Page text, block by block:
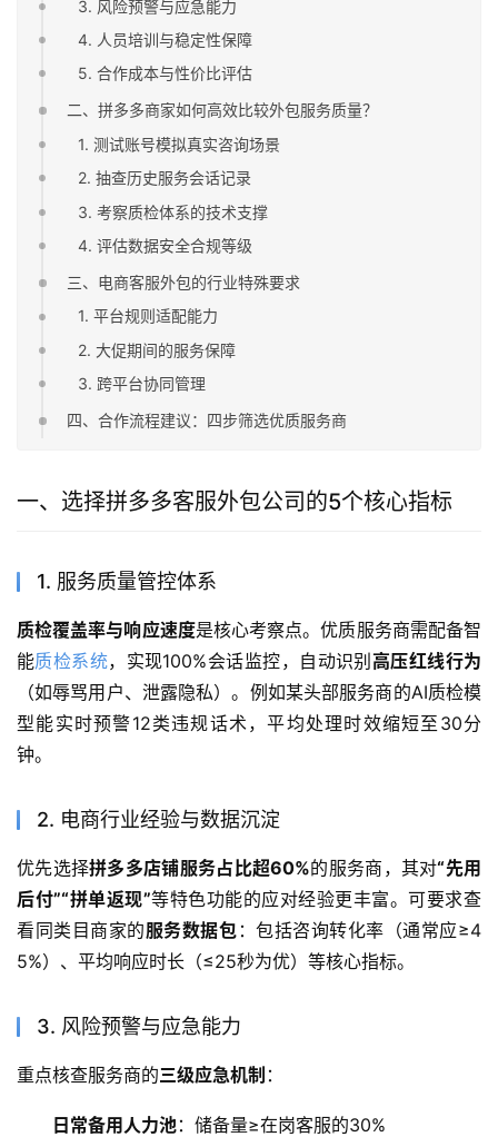
3. 风险预警与应急能力
4. 人员培训与稳定性保障
5. 合作成本与性价比评估
二、拼多多商家如何高效比较外包服务质量？
1. 测试账号模拟真实咨询场景
2. 抽查历史服务会话记录
3. 考察质检体系的技术支撑
4. 评估数据安全合规等级
三、电商客服外包的行业特殊要求
1. 平台规则适配能力
2. 大促期间的服务保障
3. 跨平台协同管理
四、合作流程建议：四步筛选优质服务商
一、选择拼多多客服外包公司的5个核心指标
1. 服务质量管控体系
质检覆盖率与响应速度是核心考察点。优质服务商需配备智
能质检系统，实现100%会话监控，自动识别高压红线行为
（如辱骂用户、泄露隐私）。例如某头部服务商的AI质检模
型能实时预警12类违规话术，平均处理时效缩短至30分
钟。
2. 电商行业经验与数据沉淀
优先选择拼多多店铺服务占比超60%的服务商，其对“先用
后付”“拼单返现”等特色功能的应对经验更丰富。可要求查
看同类目商家的服务数据包 ：包括咨询转化率（通常应≥4
5%）、平均响应时长（≤25秒为优）等核心指标。
3. 风险预警与应急能力
重点核查服务商的三级应急机制 ：
日常备用人力池：储备量≥在岗客服的30%